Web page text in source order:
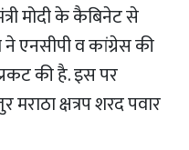
मोदी के कैबिनेट से
ने एनसीपी व कांग्रेस की
की है. इस पर
क्षत्रप शरद पवार